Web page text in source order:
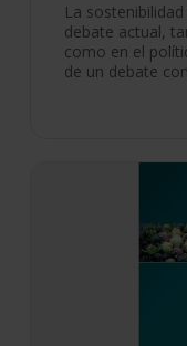
La
debate actual,
como en el
de un debate